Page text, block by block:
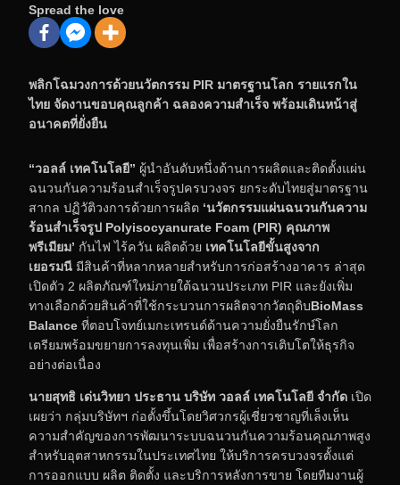
Spread the love
พลิกโฉมวงการด้วยนวัตกรรม PIR มาตรฐานโลก รายแรกใน
ไทย จัดงานขอบคุณลูกค้า ฉลองความสำเร็จ พร้อมเดินหน้าสู่
อนาคตที่ยั่งยืน
“วอลล์ เทคโนโลยี” ผู้นำอันดับหนึ่งด้านการผลิตและติดตั้งแผ่น
ฉนวนกันความร้อนสำเร็จรูปครบวงจร ยกระดับไทยสู่มาตรฐาน
สากล ปฏิวัติวงการด้วยการผลิต ‘นวัตกรรมแผ่นฉนวนกันความ
ร้อนสำเร็จรูป Polyisocyanurate Foam (PIR) คุณภาพ
พรีเมียม’ กันไฟ ไร้ควัน ผลิตด้วย เทคโนโลยีขั้นสูงจาก
เยอรมนี มีสินค้าที่หลากหลายสำหรับการก่อสร้างอาคาร ล่าสุด
เปิดตัว 2 ผลิตภัณฑ์ใหม่ภายใต้ฉนวนประเภท PIR และยังเพิ่ม
ทางเลือกด้วยสินค้าที่ใช้กระบวนการผลิตจากวัตถุดิบBioMass
Balance ที่ตอบโจทย์เมกะเทรนด์ด้านความยั่งยืนรักษ์โลก
เตรียมพร้อมขยายการลงทุนเพิ่ม เพื่อสร้างการเติบโตให้ธุรกิจ
อย่างต่อเนื่อง
นายสุทธิ เด่นวิทยา ประธาน บริษัท วอลล์ เทคโนโลยี จำกัด เปิด
เผยว่า กลุ่มบริษัทฯ ก่อตั้งขึ้นโดยวิศวกรผู้เชี่ยวชาญที่เล็งเห็น
ความสำคัญของการพัฒนาระบบฉนวนกันความร้อนคุณภาพสูง
สำหรับอุตสาหกรรมในประเทศไทย ให้บริการครบวงจรตั้งแต่
การออกแบบ ผลิต ติดตั้ง และบริการหลังการขาย โดยทีมงานผู้